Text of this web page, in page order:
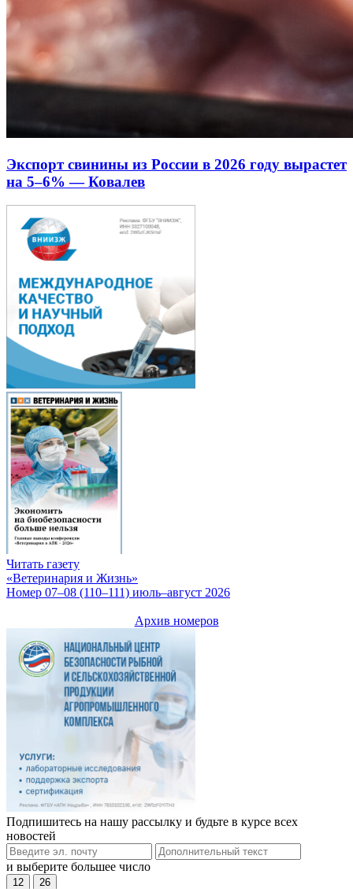
Экспорт свинины из России в 2026 году вырастет
на 5–6% — Ковалев
Читать газету
«Ветеринария и Жизнь»
Номер 07–08 (110–111) июль–август 2026
Архив номеров
Подпишитесь на нашу рассылку и будьте в курсе всех
новостей
и выберите большее число
12 26